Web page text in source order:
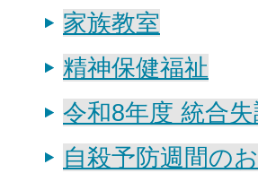
家族教室
精神保健福祉
令和8年度 統合
自殺予防週間の